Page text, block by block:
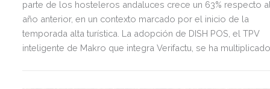
parte de los hosteleros andaluces crece un 63% respecto
año anterior, en un contexto marcado por el inicio de la
temporada alta turística. La adopción de DISH POS, el TPV
inteligente de Makro que integra Verifactu, se ha